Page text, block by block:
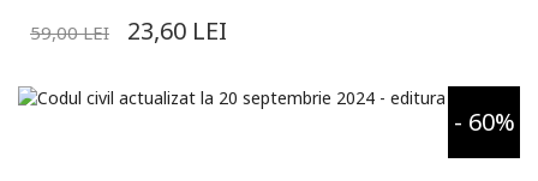
59,00LEI 23,60 LEI
- 60%